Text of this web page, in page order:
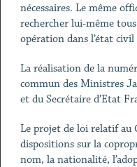
nécessaires. Le même
rechercher lui-même
opération dans l’état
La réalisation de la
commun des Ministres
et du Secrétaire d’Etat
Le projet de loi relatif au
dispositions sur la
nom, la nationalité,